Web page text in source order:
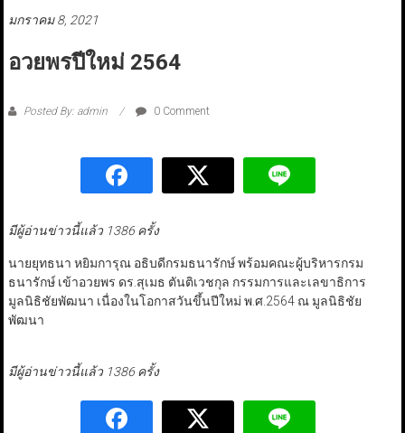
มกราคม 8, 2021
อวยพรปีใหม่ 2564
Posted By: admin 0 Comment
มีผู้อ่านข่าวนี้แล้ว 1386 ครั้ง
นายยุทธนา หยิมการุณ อธิบดีกรมธนารักษ์ พร้อมคณะผู้บริหารกรม
ธนารักษ์ เข้าอวยพร ดร.สุเมธ ตันติเวชกุล กรรมการและเลขาธิการ
มูลนิธิชัยพัฒนา เนื่องในโอกาสวันขึ้นปีใหม่ พ.ศ.2564 ณ มูลนิธิชัย
พัฒนา
มีผู้อ่านข่าวนี้แล้ว 1386 ครั้ง